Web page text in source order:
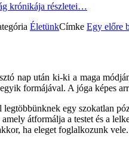
krónikája részletei…
ÉletünkCímke Egy előre
nap után ki-ki a maga
formájával. A jóga képes
legtöbbünknek egy szokatlan
átformálja a testet és a
ha eleget foglalkozunk vele.